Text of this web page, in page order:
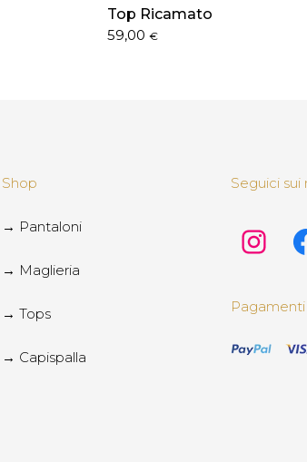
Top Ricamato
59,00 €
Shop
→ Pantaloni
→ Maglieria
→ Tops
→ Capispalla
Seguici sui